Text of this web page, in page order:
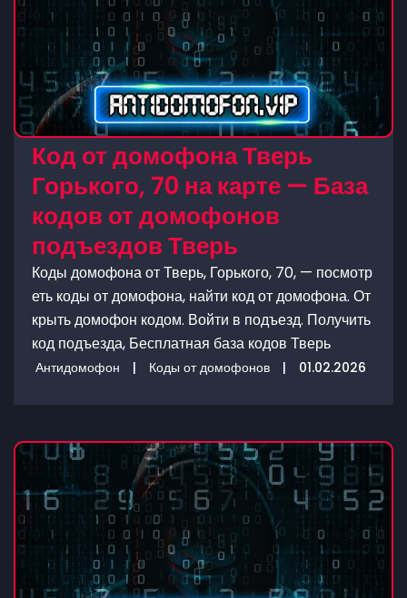
Код от домофона Тверь
Горького, 70 на карте — База
кодов от домофонов
подъездов Тверь
Коды домофона от Тверь, Горького, 70, — посмотр
еть коды от домофона, найти код от домофона. От
крыть домофон кодом. Войти в подъезд. Получить
код подъезда, Бесплатная база кодов Тверь
Антидомофон | Коды от домофонов | 01.02.2026